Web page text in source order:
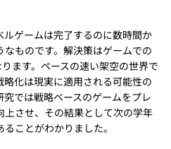
ゲームは完了するのに数時間か
ものです。解決策はゲームでの
ます。ペースの速い架空の世界で
化は現実に適用される可能性の
では戦略ベースのゲームをプレ
させ、その結果として次の学年
ことがわかりました。